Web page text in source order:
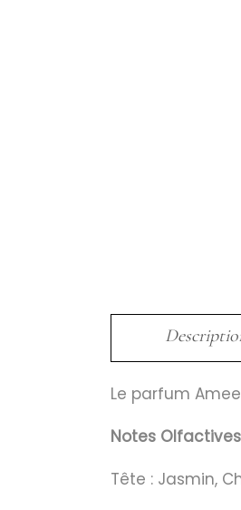
Le parfum
Notes
Tête : Jasmin,